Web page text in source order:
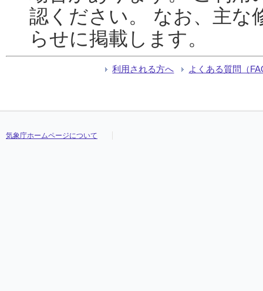
認ください。 なお、主な
らせに掲載します。
利用される方へ よくある質問（
気象庁ホームページについて